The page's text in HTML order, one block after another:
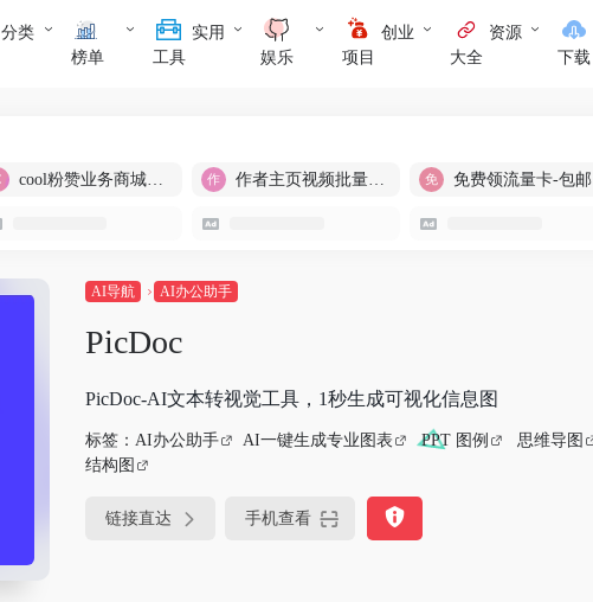
分类
榜单
实用
工具
娱乐
创业
项目
资源
大全
下载
cool粉赞业务商城【爆粉引流】 作者主页视频批量提取 免费领流量卡-包邮
AI导航 AI办公助手
PicDoc
PicDoc-AI文本转视觉工具，1秒生成可视化信息图
标签： AI办公助手 AI一键生成专业图表 PPT 图例
思维导图
结构图
链接直达 手机查看